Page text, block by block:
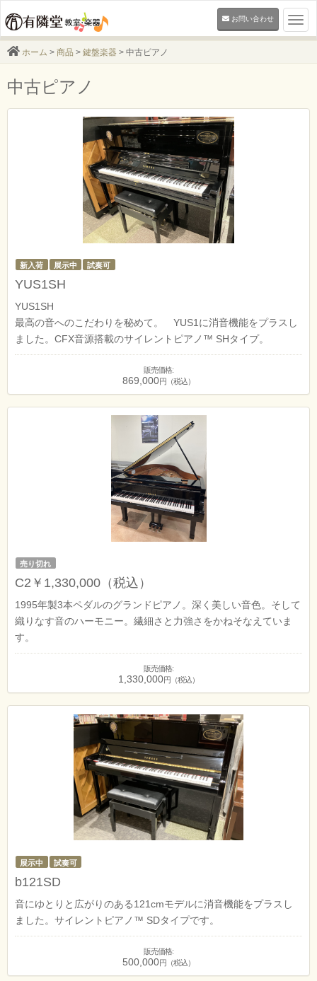
お問い合わせ
ホーム > 商品 > 鍵盤楽器 > 中古ピアノ
中古ピアノ
新入荷 展示中 試奏可
YUS1SH
YUS1SH
最高の音へのこだわりを秘めて。 YUS1に消音機能をプラスし
ました。CFX音源搭載のサイレントピアノ™ SHタイプ。
販売価格:
869,000円（税込）
売り切れ
C2￥1,330,000（税込）
1995年製3本ペダルのグランドピアノ。深く美しい音色。そして
織りなす音のハーモニー。繊細さと力強さをかねそなえていま
す。
販売価格:
1,330,000円（税込）
展示中 試奏可
b121SD
音にゆとりと広がりのある121cmモデルに消音機能をプラスし
ました。サイレントピアノ™ SDタイプです。
販売価格:
500,000円（税込）